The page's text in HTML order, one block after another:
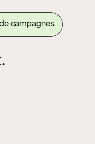
campagnes